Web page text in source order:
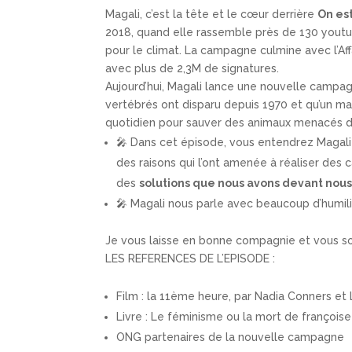
Magali, c’est la tête et le cœur derrière On
2018, quand elle rassemble près de 130
pour le climat. La campagne culmine avec
avec plus de 2,3M de signatures.
Aujourd’hui, Magali lance une nouvelle
vertébrés ont disparu depuis 1970 et qu’un
quotidien pour sauver des animaux menacés
🎤 Dans cet épisode, vous entendrez
des raisons qui l’ont amenée à réaliser
dessolutions que nous avons devant
🎤 Magali nous parle avec beaucoup
Je vous laisse en bonne compagnie et vous
LES REFERENCES DE L’EPISODE :
Film : la 11ème heure, par Nadia Conners et
Livre : Le féminisme ou la mort de françoise
ONG partenaires de la nouvelle campagne